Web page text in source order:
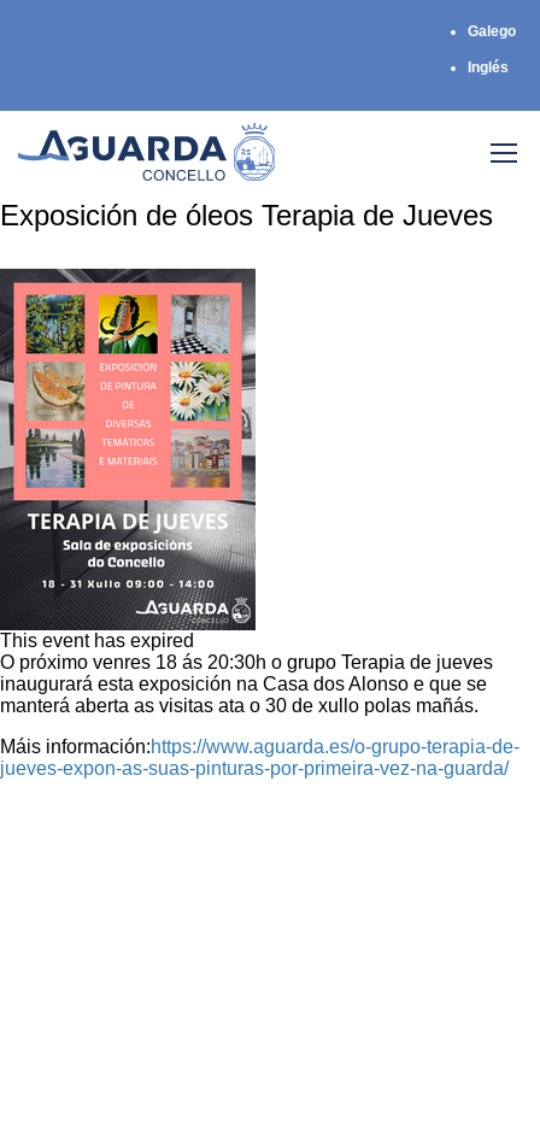
Galego
Inglés
Exposición de óleos Terapia de Jueves
This event has expired
O próximo venres 18 ás 20:30h o grupo Terapia de jueves
inaugurará esta exposición na Casa dos Alonso e que se
manterá aberta as visitas ata o 30 de xullo polas mañás.
Máis información:https://www.aguarda.es/o-grupo-terapia-de-
jueves-expon-as-suas-pinturas-por-primeira-vez-na-guarda/